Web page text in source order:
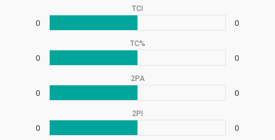
TCI
0 0
TC%
0 0
2PA
0 0
2PI
0 0